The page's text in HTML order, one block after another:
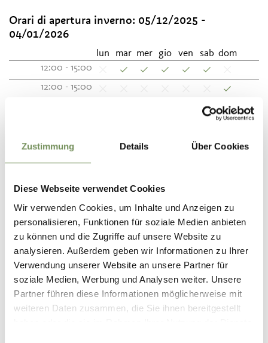
Zustimmung Details Über Cookies
Diese Webseite verwendet Cookies
Wir verwenden Cookies, um Inhalte und Anzeigen zu
personalisieren, Funktionen für soziale Medien anbieten
zu können und die Zugriffe auf unsere Website zu
analysieren. Außerdem geben wir Informationen zu Ihrer
Verwendung unserer Website an unsere Partner für
soziale Medien, Werbung und Analysen weiter. Unsere
Partner führen diese Informationen möglicherweise mit
weiteren Daten zusammen, die Sie ihnen bereitgestellt
Orari di apertura inverno: 05/12/2025 -
04/01/2026
lun mar mer gio ven sab dom
12:00 - 15:00
12:00 - 15:00
Contatto
39020 Parcines / Tel
restaurant@onkeltaa.com
www.onkeltaa.com